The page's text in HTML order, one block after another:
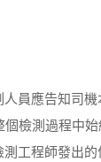
應告知司機
個檢測過程中
工程師發出的